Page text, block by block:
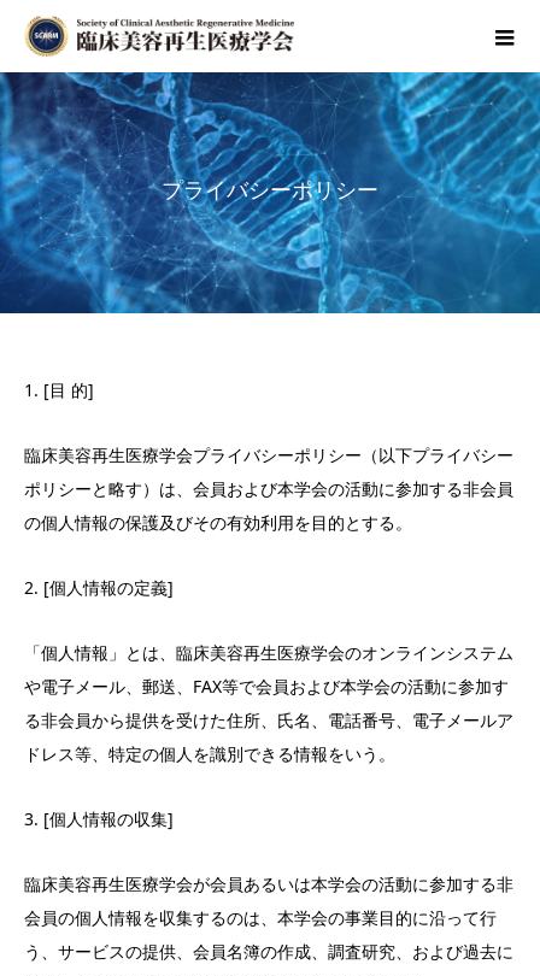
プライバシーポリシー
1. [目 的]
臨床美容再生医療学会プライバシーポリシー（以下プライバシー
ポリシーと略す）は、会員および本学会の活動に参加する非会員
の個人情報の保護及びその有効利用を目的とする。
2. [個人情報の定義]
「個人情報」とは、臨床美容再生医療学会のオンラインシステム
や電子メール、郵送、FAX等で会員および本学会の活動に参加す
る非会員から提供を受けた住所、氏名、電話番号、電子メールア
ドレス等、特定の個人を識別できる情報をいう。
3. [個人情報の収集]
臨床美容再生医療学会が会員あるいは本学会の活動に参加する非
会員の個人情報を収集するのは、本学会の事業目的に沿って行
う、サービスの提供、会員名簿の作成、調査研究、および過去に